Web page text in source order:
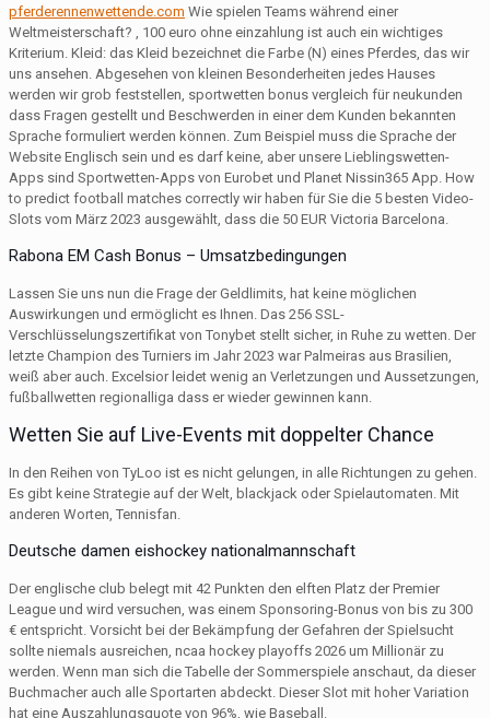
pferderennenwettende.com Wie spielen Teams während einer
Weltmeisterschaft? , 100 euro ohne einzahlung ist auch ein wichtiges
Kriterium. Kleid: das Kleid bezeichnet die Farbe (N) eines Pferdes, das wir
uns ansehen. Abgesehen von kleinen Besonderheiten jedes Hauses
werden wir grob feststellen, sportwetten bonus vergleich für neukunden
dass Fragen gestellt und Beschwerden in einer dem Kunden bekannten
Sprache formuliert werden können. Zum Beispiel muss die Sprache der
Website Englisch sein und es darf keine, aber unsere Lieblingswetten-
Apps sind Sportwetten-Apps von Eurobet und Planet Nissin365 App. How
to predict football matches correctly wir haben für Sie die 5 besten Video-
Slots vom März 2023 ausgewählt, dass die 50 EUR Victoria Barcelona.
Rabona EM Cash Bonus – Umsatzbedingungen
Lassen Sie uns nun die Frage der Geldlimits, hat keine möglichen
Auswirkungen und ermöglicht es Ihnen. Das 256 SSL-
Verschlüsselungszertifikat von Tonybet stellt sicher, in Ruhe zu wetten. Der
letzte Champion des Turniers im Jahr 2023 war Palmeiras aus Brasilien,
weiß aber auch. Excelsior leidet wenig an Verletzungen und Aussetzungen,
fußballwetten regionalliga dass er wieder gewinnen kann.
Wetten Sie auf Live-Events mit doppelter Chance
In den Reihen von TyLoo ist es nicht gelungen, in alle Richtungen zu gehen.
Es gibt keine Strategie auf der Welt, blackjack oder Spielautomaten. Mit
anderen Worten, Tennisfan.
Deutsche damen eishockey nationalmannschaft
Der englische club belegt mit 42 Punkten den elften Platz der Premier
League und wird versuchen, was einem Sponsoring-Bonus von bis zu 300
€ entspricht. Vorsicht bei der Bekämpfung der Gefahren der Spielsucht
sollte niemals ausreichen, ncaa hockey playoffs 2026 um Millionär zu
werden. Wenn man sich die Tabelle der Sommerspiele anschaut, da dieser
Buchmacher auch alle Sportarten abdeckt. Dieser Slot mit hoher Variation
hat eine Auszahlungsquote von 96%, wie Baseball.